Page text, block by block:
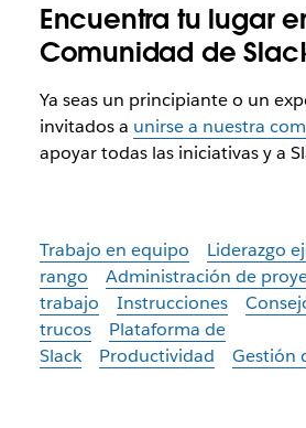
Encuentra tu lugar
Comunidad de
Ya seas un principiante o un
invitados a unirse a nuestra
apoyar todas las iniciativas y a
Trabajo en equipo
Liderazgo
rango
Administración de
trabajo
Instrucciones
trucos
Plataforma de
Slack
Productividad Gestión